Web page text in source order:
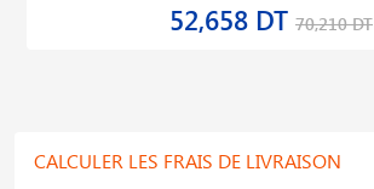
52,658 DT 70,210 DT
CALCULER LES FRAIS DE LIVRAISON